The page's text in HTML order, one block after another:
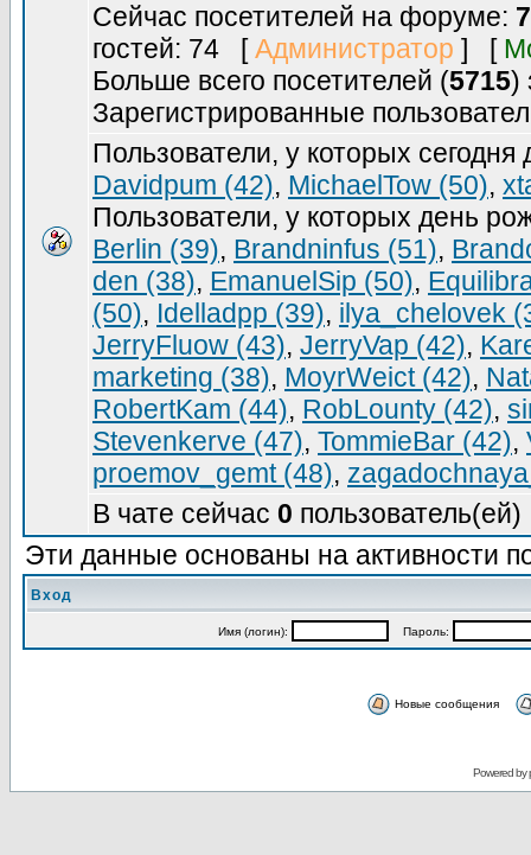
Сейчас посетителей на форуме:
гостей: 74 [Администратор ] [
Больше всего посетителей (5715)
Зарегистрированные
Пользователи, у которых
Davidpum (42), MichaelTow (50),
Пользователи, у которых день
Berlin (39), Brandninfus (51),
den (38), EmanuelSip (50),
(50), Idelladpp (39), ilya_chelovek
JerryFluow (43), JerryVap (42),
marketing (38), MoуrWeict (42),
RobertKam (44), RobLounty (42),
Stevenkerve (47), TommieBar (42),
proemov_gemt (48),
В чате сейчас 0
Эти данные основаны на активности
Вход
Имя (логин): Пароль:
Новые сообщения
Powered by